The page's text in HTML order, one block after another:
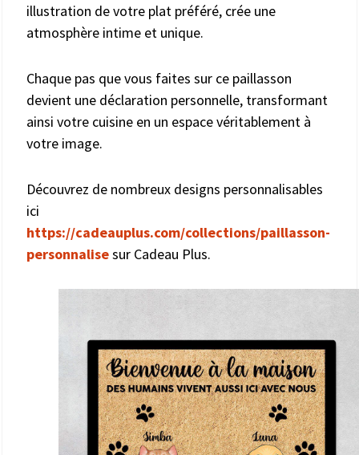
illustration de votre plat préféré, crée une
atmosphère intime et unique.
Chaque pas que vous faites sur ce paillasson
devient une déclaration personnelle, transformant
ainsi votre cuisine en un espace véritablement à
votre image.
Découvrez de nombreux designs personnalisables
ici
https://cadeauplus.com/collections/paillasson-
personnalisesur Cadeau Plus.